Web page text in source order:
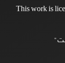
This work is